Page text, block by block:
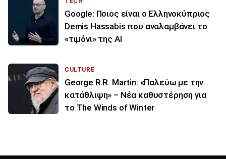
Google: Ποιος είναι ο Ελληνοκύπριος
Demis Hassabis που αναλαμβάνει το
«τιμόνι» της ΑΙ
CULTURE
George R.R. Martin: «Παλεύω με την
κατάθλιψη» – Νέα καθυστέρηση για
το The Winds of Winter